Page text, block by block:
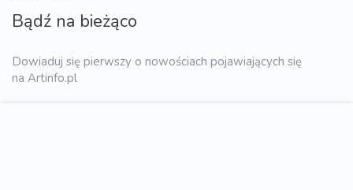
Bądź na bieżąco
Dowiaduj się pierwszy o nowościach pojawiających się
na Artinfo.pl